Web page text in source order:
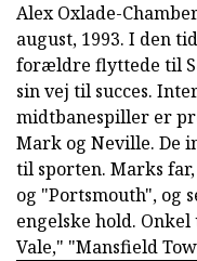
Alex Oxlade-
august, 1993. I den
forældre flyttede til
sin vej til succes.
midtbanespiller er
Mark og Neville. De
til sporten. Marks
og "Portsmouth", og
engelske hold.
Vale," "Mansfield